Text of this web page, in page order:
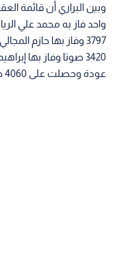
واحد فاز به محمد علي
3797 وفاز بها حازم
3420 صوتا وفاز بها
عودة وحصلت على 4060 صوتا.